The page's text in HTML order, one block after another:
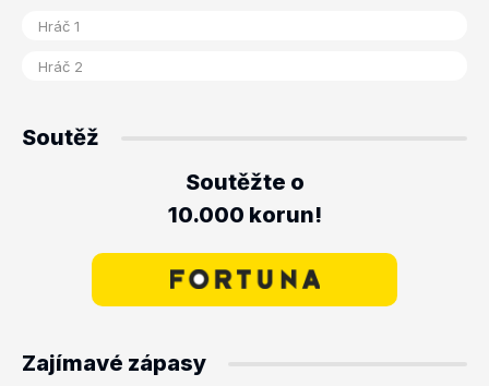
Soutěž
Soutěžte o
10.000 korun!
Zajímavé zápasy